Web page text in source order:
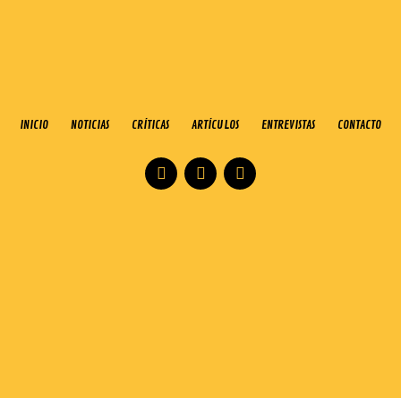
INICIO NOTICIAS CRÍTICAS ARTÍCULOS ENTREVISTAS CONTACTO